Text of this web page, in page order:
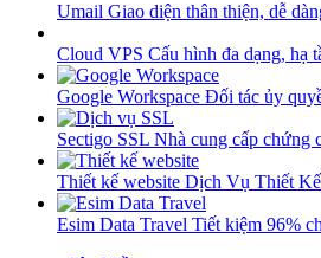
Umail Giao diện thân thiện, dễ
Cloud VPS Cấu hình đa dạng, hạ
Google Workspace Đối tác ủy
Sectigo SSL Nhà cung cấp chứng
Thiết kế website Dịch Vụ Thiết
Esim Data Travel Tiết kiệm 96%